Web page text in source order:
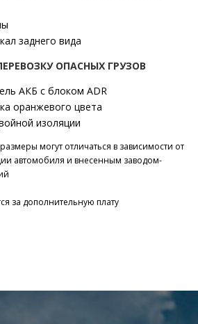
заднего вида
ОПАСНЫХ ГРУЗОВ
АКБ с блоком ADR
оранжевого цвета
изоляции
могут отличаться в зависимости от
автомобиля и внесенным заводом-
за дополнительную плату